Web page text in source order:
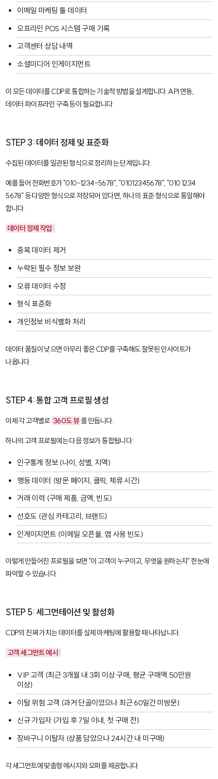
이메일 마케팅 툴 데이터
오프라인 POS 시스템 구매 기록
고객센터 상담 내역
소셜미디어 인게이지먼트
이 모든 데이터를 CDP로 통합하는 기술적 방법을 설계합니다. API 연동,
데이터 파이프라인 구축 등이 필요합니다.
STEP 3: 데이터 정제 및 표준화
수집된 데이터를 일관된 형식으로 정리하는 단계입니다.
예를 들어 전화번호가 "010-1234-5678", "01012345678", "010 1234
5678" 등 다양한 형식으로 저장되어 있다면, 하나의 표준 형식으로 통일해야
합니다.
데이터 정제 작업:
중복 데이터 제거
누락된 필수 정보 보완
오류 데이터 수정
형식 표준화
개인정보 비식별화 처리
데이터 품질이 낮으면 아무리 좋은 CDP를 구축해도 잘못된 인사이트가
나옵니다.
STEP 4: 통합 고객 프로필 생성
이제 각 고객별로 360도 뷰 를 만듭니다.
하나의 고객 프로필에는 다음 정보가 통합됩니다:
인구통계 정보 (나이, 성별, 지역)
행동 데이터 (방문 페이지, 클릭, 체류 시간)
거래 이력 (구매 제품, 금액, 빈도)
선호도 (관심 카테고리, 브랜드)
인게이지먼트 (이메일 오픈율, 앱 사용 빈도)
이렇게 만들어진 프로필을 보면 "이 고객이 누구이고, 무엇을 원하는지" 한눈에
파악할 수 있습니다.
STEP 5: 세그먼테이션 및 활성화
CDP의 진짜 가치는 데이터를 실제 마케팅에 활용할 때 나타납니다.
고객 세그먼트 예시:
VIP 고객 (최근 3개월 내 3회 이상 구매, 평균 구매액 50만원
이상)
이탈 위험 고객 (과거 단골이었으나 최근 60일간 미방문)
신규 가입자 (가입 후 7일 이내, 첫 구매 전)
장바구니 이탈자 (상품 담았으나 24시간 내 미구매)
각 세그먼트에 맞춤형 메시지와 오퍼를 제공합니다.